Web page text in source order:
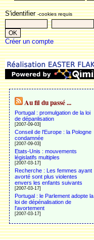
S'identifier-cookies requis
Créer un compte
Au fil du passé ...
Portugal : promulgation de la loi
de dépanlisation
[2007-09-03]
Conseil de l'Europe : la Pologne
condamnée
[2007-09-03]
Etats-Unis : mouvements
législatifs multiples
[2007-03-17]
Recherche : Les femmes ayant
avorté sont plus violentes
envers les enfants suivants
[2007-03-17]
Portugal : le Parlement adopte la
loi de dépénalisation de
l'avortement
[2007-03-17]